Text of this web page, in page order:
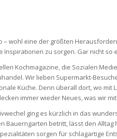
– wohl eine der größten
Inspirationen zu sorgen. Gar nicht so
Kochmagazine, die Sozialen
Wir lieben Supermarkt-
Küche. Denn überall dort, wo mit
immer wieder Neues, was wir
ging es kürzlich in das
Bauerngarten betritt, lässt den
sorgen für schlagartige